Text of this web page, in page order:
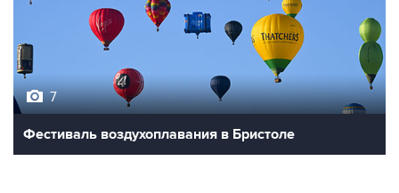
Фестиваль воздухоплавания в Бристоле